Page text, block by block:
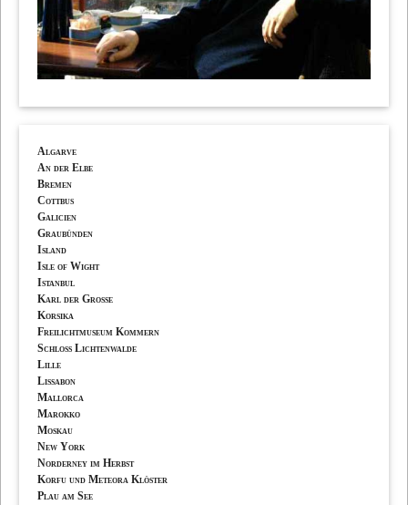
Algarve
An der Elbe
Bremen
Cottbus
Galicien
Graubünden
Island
Isle of Wight
Istanbul
Karl der Grosse
Korsika
Freilichtmuseum Kommern
Schloss Lichtenwalde
Lille
Lissabon
Mallorca
Marokko
Moskau
New York
Norderney im Herbst
Korfu und Meteora Klöster
Plau am See